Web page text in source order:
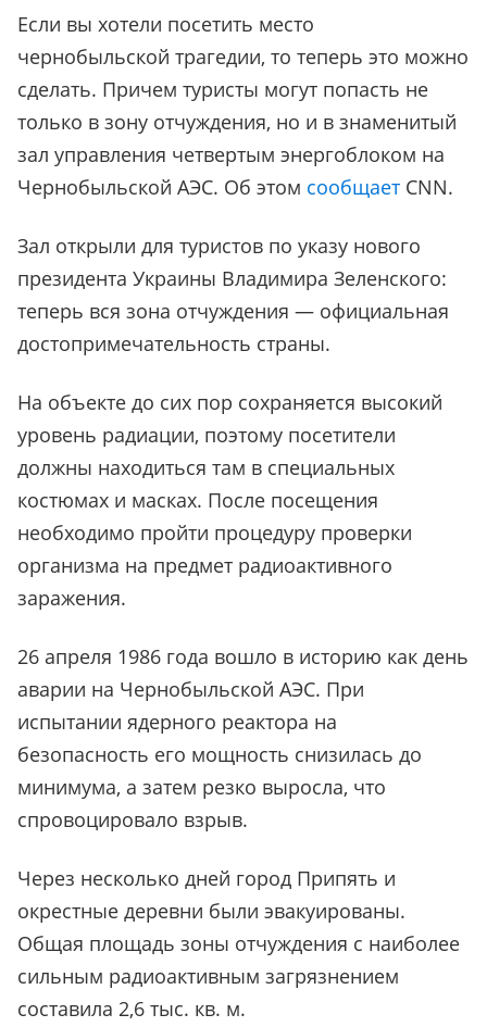
Если вы хотели посетить место
чернобыльской трагедии, то теперь это можно
сделать. Причем туристы могут попасть не
только в зону отчуждения, но и в знаменитый
зал управления четвертым энергоблоком на
Чернобыльской АЭС. Об этом сообщает CNN.
Зал открыли для туристов по указу нового
президента Украины Владимира Зеленского:
теперь вся зона отчуждения — официальная
достопримечательность страны.
На объекте до сих пор сохраняется высокий
уровень радиации, поэтому посетители
должны находиться там в специальных
костюмах и масках. После посещения
необходимо пройти процедуру проверки
организма на предмет радиоактивного
заражения.
26 апреля 1986 года вошло в историю как день
аварии на Чернобыльской АЭС. При
испытании ядерного реактора на
безопасность его мощность снизилась до
минимума, а затем резко выросла, что
спровоцировало взрыв.
Через несколько дней город Припять и
окрестные деревни были эвакуированы.
Общая площадь зоны отчуждения с наиболее
сильным радиоактивным загрязнением
составила 2,6 тыс. кв. м.